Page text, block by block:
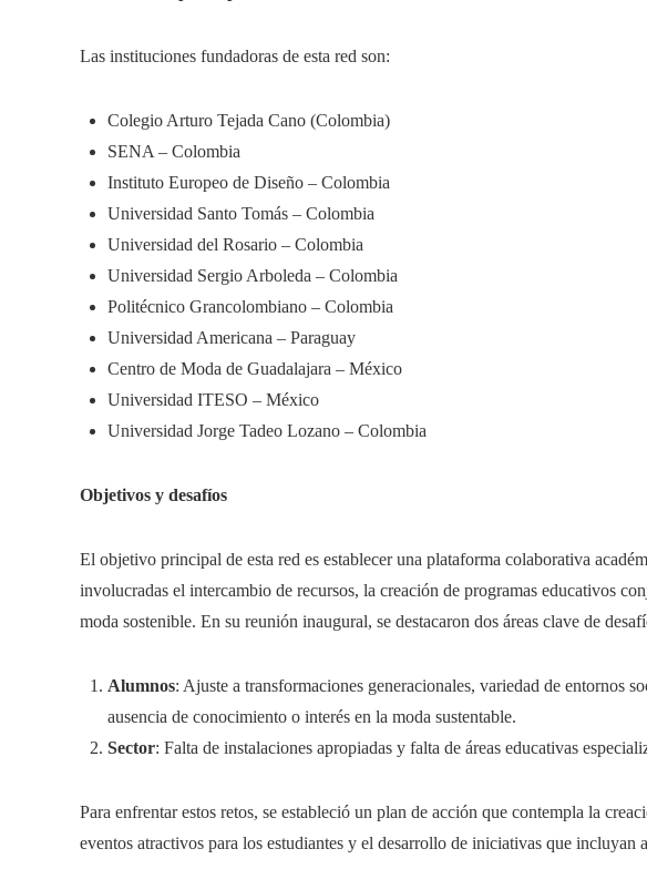
Las instituciones fundadoras de esta red son:​
Colegio Arturo Tejada Cano (Colombia)
SENA – Colombia
Instituto Europeo de Diseño – Colombia
Universidad Santo Tomás – Colombia
Universidad del Rosario – Colombia
Universidad Sergio Arboleda – Colombia
Politécnico Grancolombiano – Colombia
Universidad Americana – Paraguay
Centro de Moda de Guadalajara – México
Universidad ITESO – México
Universidad Jorge Tadeo Lozano – Colombia​
Objetivos y desafíos
El objetivo principal de esta red es establecer una plataforma colaborativa
involucradas el intercambio de recursos, la creación de programas educativos
moda sostenible. En su reunión inaugural, se destacaron dos áreas clave de
Alumnos: Ajuste a transformaciones generacionales, variedad de entornos
ausencia de conocimiento o interés en la moda sustentable.
Sector: Falta de instalaciones apropiadas y falta de áreas educativas
Para enfrentar estos retos, se estableció un plan de acción que contempla la
eventos atractivos para los estudiantes y el desarrollo de iniciativas que incluyan